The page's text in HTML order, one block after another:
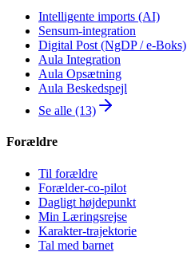
Intelligente imports (AI)
Sensum-integration
Digital Post (NgDP / e-Boks)
Aula Integration
Aula Opsætning
Aula Beskedspejl
Se alle (13)
Forældre
Til forældre
Forælder-co-pilot
Dagligt højdepunkt
Min Læringsrejse
Karakter-trajektorie
Tal med barnet